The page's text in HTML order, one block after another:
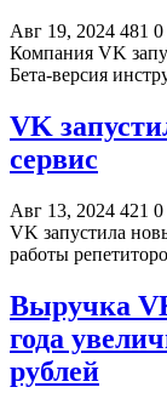
Авг 19, 2024 481 0
Компания VK
Бета-версия
VK
сервис
Авг 13, 2024 421 0
VK запустила
работы
Выручка
года
рублей